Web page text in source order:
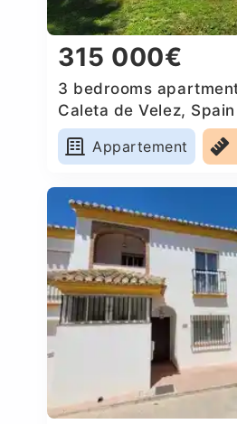
315 000€
3 bedrooms
Caleta de Velez, Spain
Appartement